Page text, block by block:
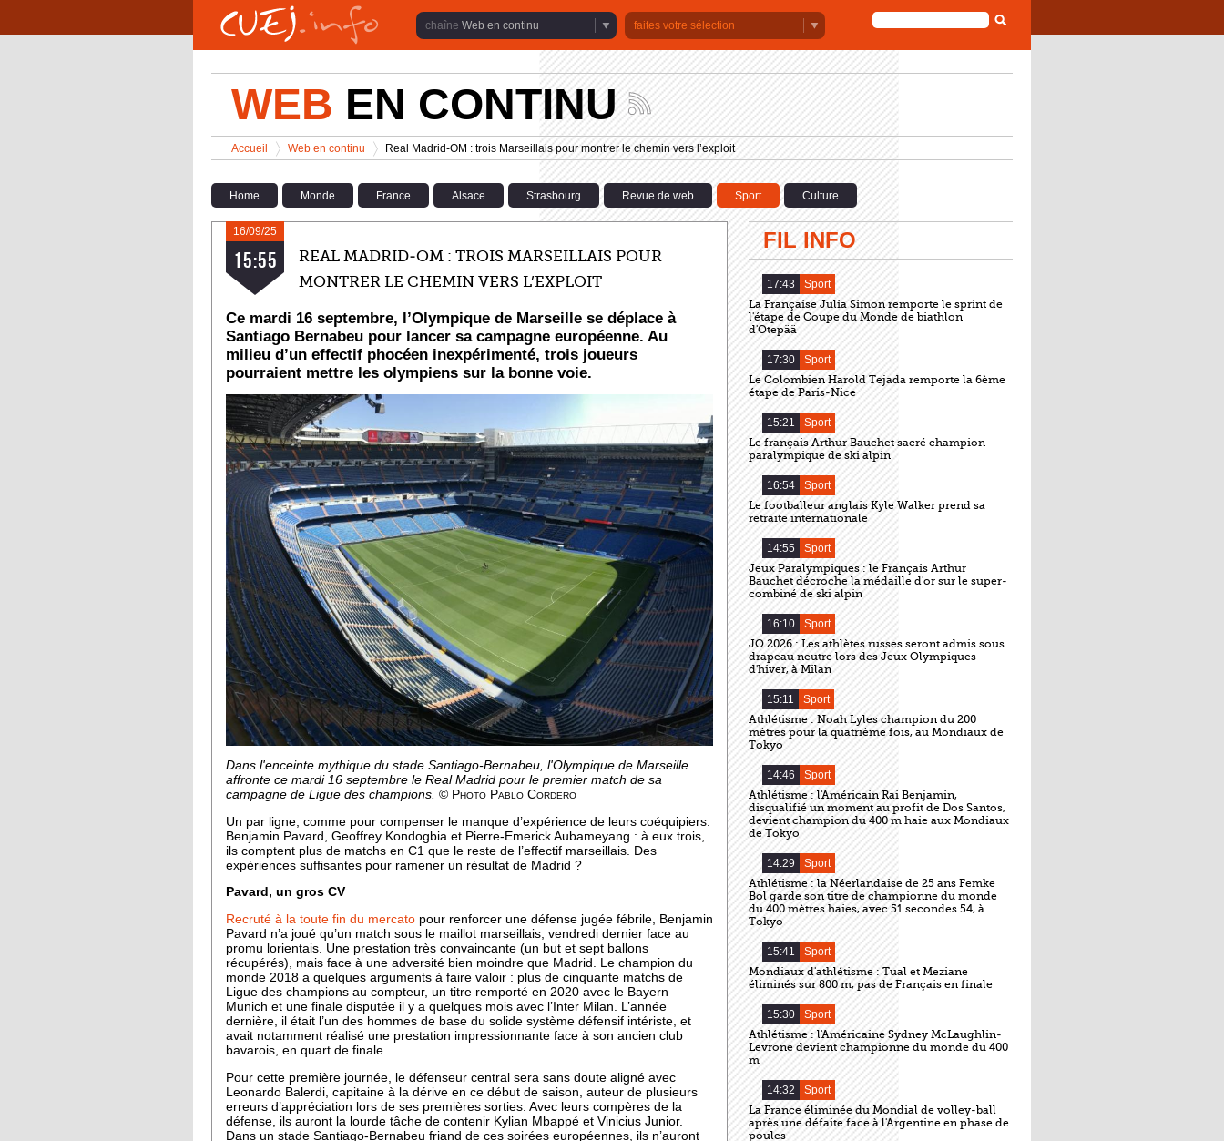
Web en continu
faites votre sélection
FORMULAIRE
DE
RECHERCHE
WEB EN CONTINU
Suivez
les
actualités
de
la
chaîne
Web
en
continu
Vous êtes ici
Accueil
>
Web en continu
>
Real Madrid-OM : trois Marseillais pour montrer le chemin vers l’exploit
Home Monde France Alsace Strasbourg Revue de web Sport Culture
16/09/25
15:55
REAL MADRID-OM : TROIS MARSEILLAIS POUR
MONTRER LE CHEMIN VERS L’EXPLOIT
Ce mardi 16 septembre, l’Olympique de Marseille se déplace à
Santiago Bernabeu pour lancer sa campagne européenne. Au
milieu d’un effectif phocéen inexpérimenté, trois joueurs
pourraient mettre les olympiens sur la bonne voie.
Dans l'enceinte mythique du stade Santiago-Bernabeu, l'Olympique de Marseille
affronte ce mardi 16 septembre le Real Madrid pour le premier match de sa
campagne de Ligue des champions. © Photo Pablo Cordero
Un par ligne, comme pour compenser le manque d’expérience de leurs coéquipiers.
Benjamin Pavard, Geoffrey Kondogbia et Pierre-Emerick Aubameyang : à eux trois,
ils comptent plus de matchs en C1 que le reste de l’effectif marseillais. Des
expériences suffisantes pour ramener un résultat de Madrid ?
Pavard, un gros CV
Recruté à la toute fin du mercato pour renforcer une défense jugée fébrile, Benjamin
Pavard n’a joué qu’un match sous le maillot marseillais, vendredi dernier face au
promu lorientais. Une prestation très convaincante (un but et sept ballons
récupérés), mais face à une adversité bien moindre que Madrid. Le champion du
monde 2018 a quelques arguments à faire valoir : plus de cinquante matchs de
Ligue des champions au compteur, un titre remporté en 2020 avec le Bayern
Munich et une finale disputée il y a quelques mois avec l’Inter Milan. L’année
dernière, il était l’un des hommes de base du solide système défensif intériste, et
avait notamment réalisé une prestation impressionnante face à son ancien club
bavarois, en quart de finale.
Pour cette première journée, le défenseur central sera sans doute aligné avec
Leonardo Balerdi, capitaine à la dérive en ce début de saison, auteur de plusieurs
erreurs d’appréciation lors de ses premières sorties. Avec leurs compères de la
défense, ils auront la lourde tâche de contenir Kylian Mbappé et Vinicius Junior.
Dans un stade Santiago-Bernabeu friand de ces soirées européennes, ils n’auront
FIL INFO
17:43
Sport
La Française Julia Simon remporte le sprint de
l'étape de Coupe du Monde de biathlon
d'Otepää
17:30
Sport
Le Colombien Harold Tejada remporte la 6ème
étape de Paris-Nice
15:21
Sport
Le français Arthur Bauchet sacré champion
paralympique de ski alpin
16:54
Sport
Le footballeur anglais Kyle Walker prend sa
retraite internationale
14:55
Sport
Jeux Paralympiques : le Français Arthur
Bauchet décroche la médaille d'or sur le super-
combiné de ski alpin
16:10
Sport
JO 2026 : Les athlètes russes seront admis sous
drapeau neutre lors des Jeux Olympiques
d'hiver, à Milan
15:11
Sport
Athlétisme : Noah Lyles champion du 200
mètres pour la quatrième fois, au Mondiaux de
Tokyo
14:46
Sport
Athlétisme : l'Américain Rai Benjamin,
disqualifié un moment au profit de Dos Santos,
devient champion du 400 m haie aux Mondiaux
de Tokyo
14:29
Sport
Athlétisme : la Néerlandaise de 25 ans Femke
Bol garde son titre de championne du monde
du 400 mètres haies, avec 51 secondes 54, à
Tokyo
15:41
Sport
Mondiaux d'athlétisme : Tual et Meziane
éliminés sur 800 m, pas de Français en finale
15:30
Sport
Athlétisme : l'Américaine Sydney McLaughlin-
Levrone devient championne du monde du 400
m
14:32
Sport
La France éliminée du Mondial de volley-ball
après une défaite face à l'Argentine en phase de
poules